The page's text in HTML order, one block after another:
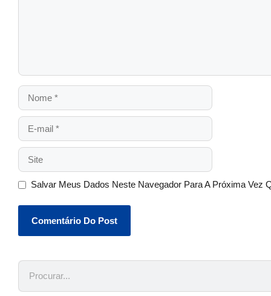
Salvar Meus Dados Neste Navegador Para A Próxima Vez